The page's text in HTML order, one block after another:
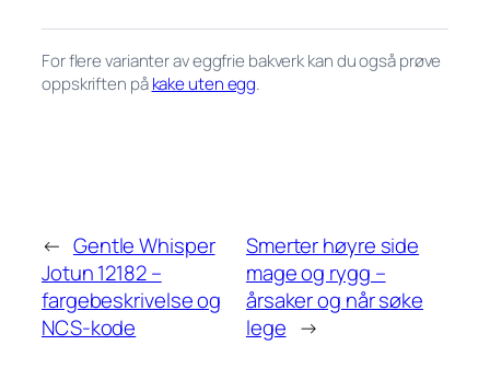
For flere varianter av eggfrie bakverk kan du også prøve
oppskriften påkake uten egg.
← Gentle Whisper
Jotun 12182 –
fargebeskrivelse og
NCS-kode
Smerter høyre side
mage og rygg –
årsaker og når søke
lege →